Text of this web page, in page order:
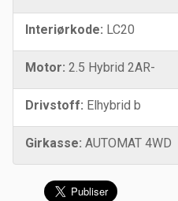
Interiørkode: LC20
Motor: 2.5 Hybrid 2AR-
Drivstoff: Elhybrid b
Girkasse: AUTOMAT 4WD